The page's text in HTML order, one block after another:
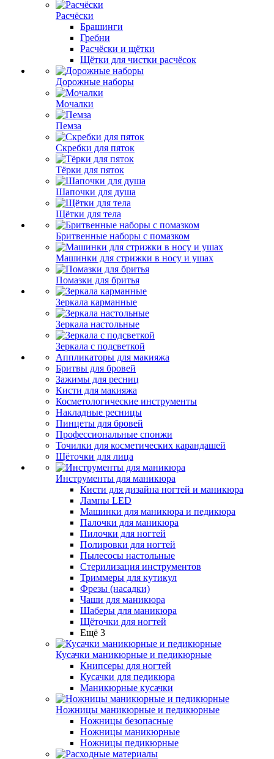
Расчёски
Брашинги
Гребни
Расчёски и щётки
Щётки для чистки расчёсок
Дорожные наборы
Мочалки
Пемза
Скребки для пяток
Тёрки для пяток
Шапочки для душа
Щётки для тела
Бритвенные наборы с помазком
Машинки для стрижки в носу и ушах
Помазки для бритья
Зеркала карманные
Зеркала настольные
Зеркала с подсветкой
Аппликаторы для макияжа
Бритвы для бровей
Зажимы для ресниц
Кисти для макияжа
Косметологические инструменты
Накладные ресницы
Пинцеты для бровей
Профессиональные спонжи
Точилки для косметических карандашей
Щёточки для лица
Инструменты для маникюра
Кисти для дизайна ногтей и маникюра
Лампы LED
Машинки для маникюра и педикюра
Палочки для маникюра
Пилочки для ногтей
Полировки для ногтей
Пылесосы настольные
Стерилизация инструментов
Триммеры для кутикул
Фрезы (насадки)
Чаши для маникюра
Шаберы для маникюра
Щёточки для ногтей
Ещё 3
Кусачки маникюрные и педикюрные
Книпсеры для ногтей
Кусачки для педикюра
Маникюрные кусачки
Ножницы маникюрные и педикюрные
Ножницы безопасные
Ножницы маникюрные
Ножницы педикюрные